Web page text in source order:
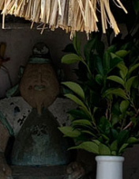
【NEW OPEN】AS.
Scissors
【NEW OPEN】しろとう